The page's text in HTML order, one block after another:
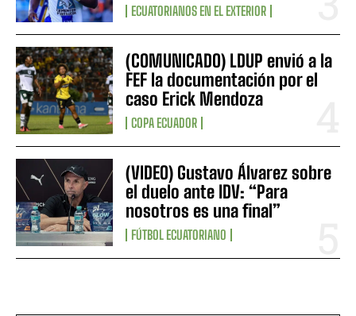
ECUATORIANOS EN EL EXTERIOR
(COMUNICADO) LDUP envió a la
FEF la documentación por el
caso Erick Mendoza
COPA ECUADOR
(VIDEO) Gustavo Álvarez sobre
el duelo ante IDV: “Para
nosotros es una final”
FÚTBOL ECUATORIANO